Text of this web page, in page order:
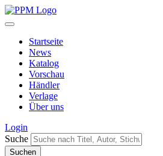
Startseite
News
Katalog
Vorschau
Händler
Verlage
Über uns
Login
Suche